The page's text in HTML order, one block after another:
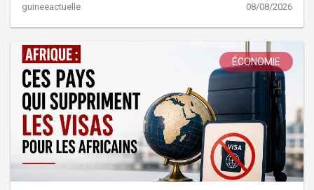
guineeactuelle 08/08/2026
ÉCONOMIE